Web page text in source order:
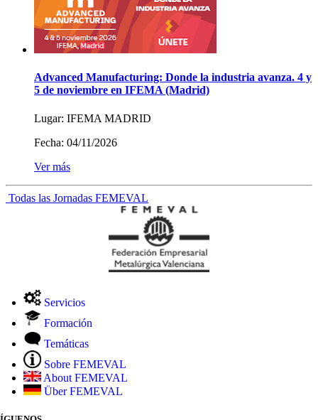
Advanced Manufacturing: Donde la industria avanza. 4 y
5 de noviembre en IFEMA (Madrid)
Lugar: IFEMA MADRID
Fecha: 04/11/2026
Ver más
Todas las Jornadas FEMEVAL
Servicios
Formación
Temáticas
Sobre FEMEVAL
About FEMEVAL
Über FEMEVAL